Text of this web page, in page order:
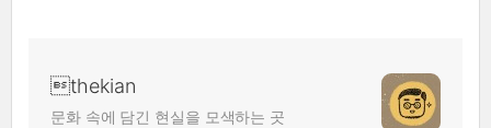
thekian
문화 속에 담긴 현실을 모색하는 곳